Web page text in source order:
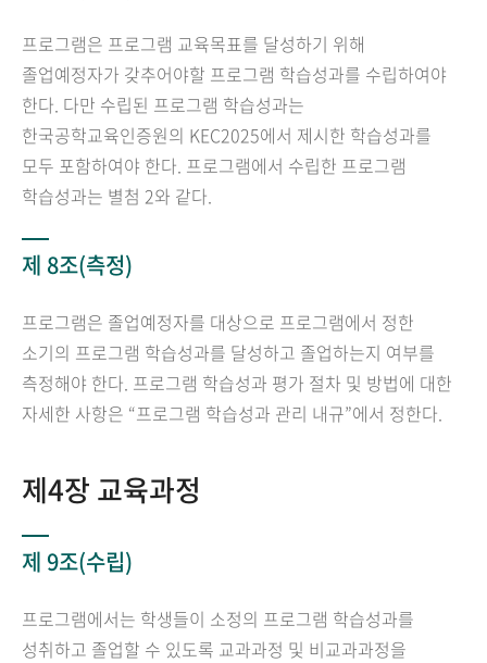
프로그램은 프로그램 교육목표를 달성하기 위해
졸업예정자가 갖추어야할 프로그램 학습성과를 수립하여야
한다. 다만 수립된 프로그램 학습성과는
한국공학교육인증원의 KEC2025에서 제시한 학습성과를
모두 포함하여야 한다. 프로그램에서 수립한 프로그램
학습성과는 별첨 2와 같다.
제 8조(측정)
프로그램은 졸업예정자를 대상으로 프로그램에서 정한
소기의 프로그램 학습성과를 달성하고 졸업하는지 여부를
측정해야 한다. 프로그램 학습성과 평가 절차 및 방법에 대한
자세한 사항은 “프로그램 학습성과 관리 내규”에서 정한다.
제4장 교육과정
제 9조(수립)
프로그램에서는 학생들이 소정의 프로그램 학습성과를
성취하고 졸업할 수 있도록 교과과정 및 비교과과정을